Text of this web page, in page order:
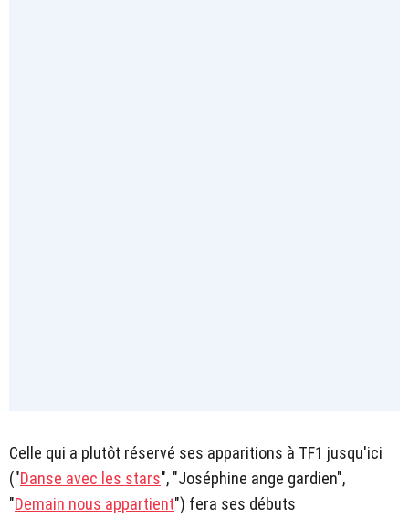
Celle qui a plutôt réservé ses apparitions à TF1 jusqu'ici
("Danse avec les stars", "Joséphine ange gardien",
"Demain nous appartient") fera ses débuts